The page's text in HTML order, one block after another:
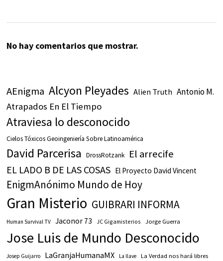
No hay comentarios que mostrar.
AEnigma Alcyon Pleyades Alien Truth Antonio M.
Atrapados En El Tiempo
Atraviesa lo desconocido
Cielos Tóxicos Geoingeniería Sobre Latinoamérica
David Parcerisa DrossRotzank El arrecife
EL LADO B DE LAS COSAS El Proyecto David Vincent
EnigmAnónimo Mundo de Hoy
Gran Misterio GUIBRARI INFORMA
Human Survival TV Jaconor 73 JC Gigamisterios Jorge Guerra
Jose Luis de Mundo Desconocido
Josep Guijarro LaGranjaHumanaMX La llave La Verdad nos hará libres